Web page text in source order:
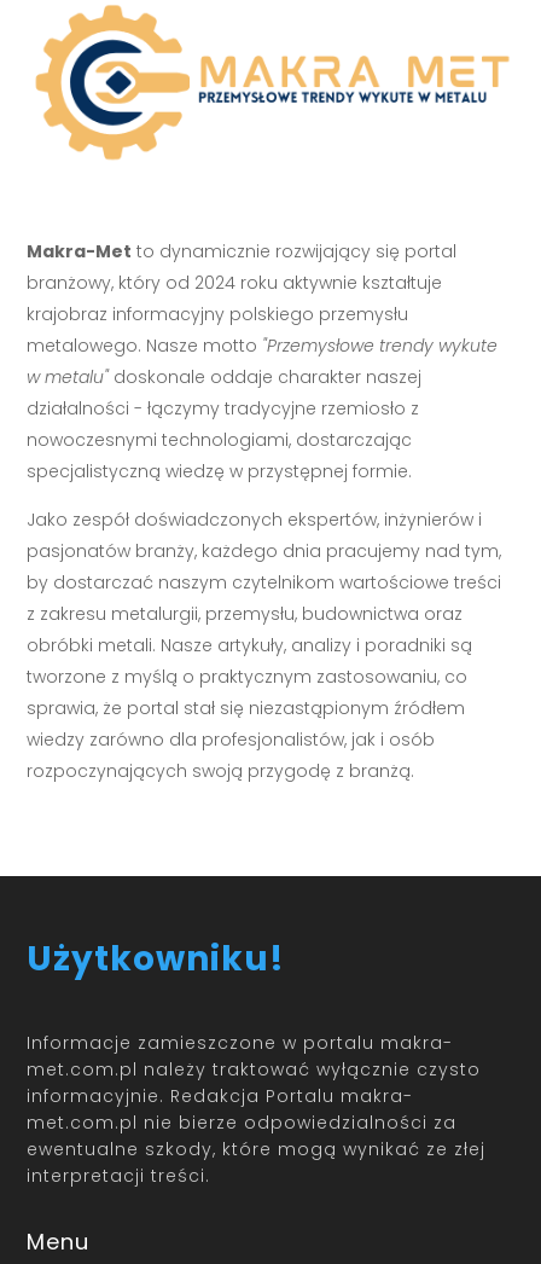
Makra-Met to dynamicznie rozwijający się portal
branżowy, który od 2024 roku aktywnie kształtuje
krajobraz informacyjny polskiego przemysłu
metalowego. Nasze motto "Przemysłowe trendy wykute
w metalu"doskonale oddaje charakter naszej
działalności - łączymy tradycyjne rzemiosło z
nowoczesnymi technologiami, dostarczając
specjalistyczną wiedzę w przystępnej formie.
Jako zespół doświadczonych ekspertów, inżynierów i
pasjonatów branży, każdego dnia pracujemy nad tym,
by dostarczać naszym czytelnikom wartościowe treści
z zakresu metalurgii, przemysłu, budownictwa oraz
obróbki metali. Nasze artykuły, analizy i poradniki są
tworzone z myślą o praktycznym zastosowaniu, co
sprawia, że portal stał się niezastąpionym źródłem
wiedzy zarówno dla profesjonalistów, jak i osób
rozpoczynających swoją przygodę z branżą.
Użytkowniku!
Informacje zamieszczone w portalu makra-
met.com.pl należy traktować wyłącznie czysto
informacyjnie. Redakcja Portalu makra-
met.com.pl nie bierze odpowiedzialności za
ewentualne szkody, które mogą wynikać ze złej
interpretacji treści.
Menu